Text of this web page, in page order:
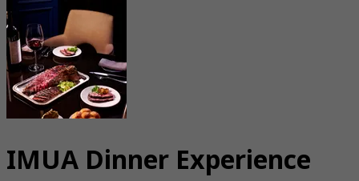
IMUA Dinner Experience